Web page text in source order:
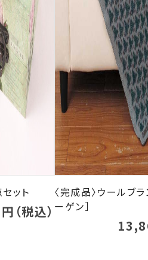
ット
（税込）
〈完成品〉ウールブラ
ーゲン］